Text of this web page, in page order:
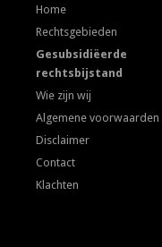
Home
Rechtsgebieden
Gesubsidiëerde
rechtsbijstand
Wie zijn wij
Algemene voorwaarden
Disclaimer
Contact
Klachten